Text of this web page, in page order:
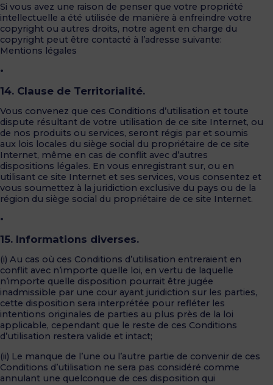
Si vous avez une raison de penser que votre propriété
intellectuelle a été utilisée de manière à enfreindre votre
copyright ou autres droits, notre agent en charge du
copyright peut être contacté à l’adresse suivante:
Mentions légales
•
14. Clause de Territorialité.
Vous convenez que ces Conditions d’utilisation et toute
dispute résultant de votre utilisation de ce site Internet, ou
de nos produits ou services, seront régis par et soumis
aux lois locales du siège social du propriétaire de ce site
Internet, même en cas de conflit avec d’autres
dispositions légales. En vous enregistrant sur, ou en
utilisant ce site Internet et ses services, vous consentez et
vous soumettez à la juridiction exclusive du pays ou de la
région du siège social du propriétaire de ce site Internet.
•
15. Informations diverses.
(i) Au cas où ces Conditions d’utilisation entreraient en
conflit avec n’importe quelle loi, en vertu de laquelle
n’importe quelle disposition pourrait être jugée
inadmissible par une cour ayant juridiction sur les parties,
cette disposition sera interprétée pour refléter les
intentions originales de parties au plus près de la loi
applicable, cependant que le reste de ces Conditions
d’utilisation restera valide et intact;
(ii) Le manque de l’une ou l’autre partie de convenir de ces
Conditions d’utilisation ne sera pas considéré comme
annulant une quelconque de ces disposition qui